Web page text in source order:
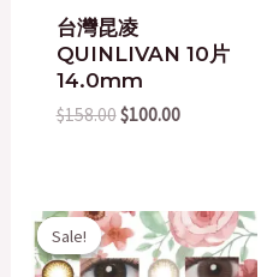
台灣昆凌
QUINLIVAN 10片
14.0mm
$158.00$100.00
Sale!
Sale!
Original
price
was:
Current
price
is: